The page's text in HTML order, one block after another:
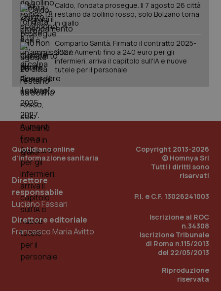
Caldo, l’ondata prosegue. Il 7 agosto 26 città
restano da bollino rosso, solo Bolzano torna
in giallo
Comparto Sanità. Firmato il contratto 2025-
2027. Aumenti fino a 240 euro per gli
infermieri, arriva il capitolo sull'IA e nuove
tutele per il personale
Quotidiano online
d'informazione sanitaria
Direttore
responsabile
Luciano Fassari
Direttore editoriale
Francesco Maria Avitto
Copyright 2013-2026
© Homnya Srl
Tutti i diritti sono
riservati
P.I. e C.F. 13026241003
Iscrizione al ROC
n.34308
Iscrizione Tribunale
di Roma n.115/2013
del 22/05/2013
Riproduzione
riservata